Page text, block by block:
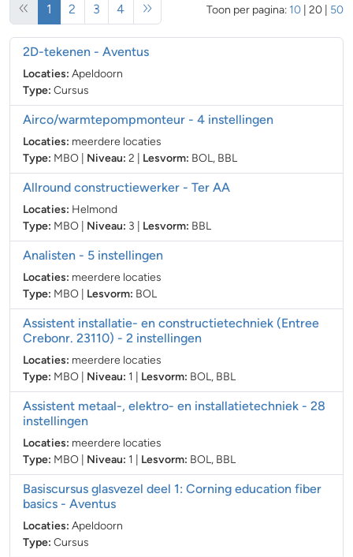
1 (huidige)
2 3 4 Toon per pagina: 10 20 50
2D-tekenen - Aventus
Locaties: Apeldoorn
Type: Cursus
Airco/warmtepompmonteur - 4 instellingen
Locaties: meerdere locaties
Type: MBO Niveau: 2 Lesvorm: BOL, BBL
Allround constructiewerker - Ter AA
Locaties: Helmond
Type: MBO Niveau: 3 Lesvorm: BBL
Analisten - 5 instellingen
Locaties: meerdere locaties
Type: MBO Lesvorm: BOL
Assistent installatie- en constructietechniek (Entree
Crebonr. 23110) - 2 instellingen
Locaties: meerdere locaties
Type: MBO Niveau: 1 Lesvorm: BOL, BBL
Assistent metaal-, elektro- en installatietechniek - 28
instellingen
Locaties: meerdere locaties
Type: MBO Niveau: 1 Lesvorm: BOL, BBL
Basiscursus glasvezel deel 1: Corning education fiber
basics - Aventus
Locaties: Apeldoorn
Type: Cursus